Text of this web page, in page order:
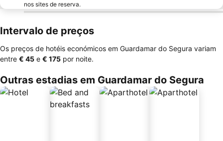
nos sites de reserva.
Intervalo de preços
Os preços de hotéis económicos em Guardamar do Segura variam
entre ‎€ 45 e ‎€ 175 por noite.
Outras estadias em Guardamar do Segura